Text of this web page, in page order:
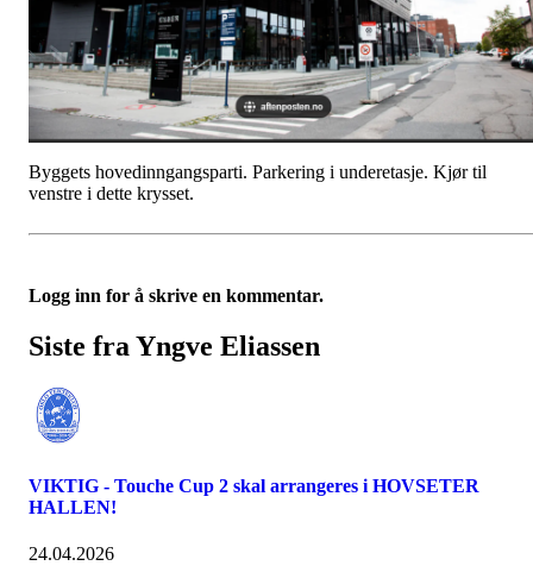
Byggets hovedinngangsparti. Parkering i underetasje. Kjør til
venstre i dette krysset.
Logg inn for å skrive en kommentar.
Siste fra Yngve Eliassen
VIKTIG - Touche Cup 2 skal arrangeres i HOVSETER
HALLEN!
24.04.2026